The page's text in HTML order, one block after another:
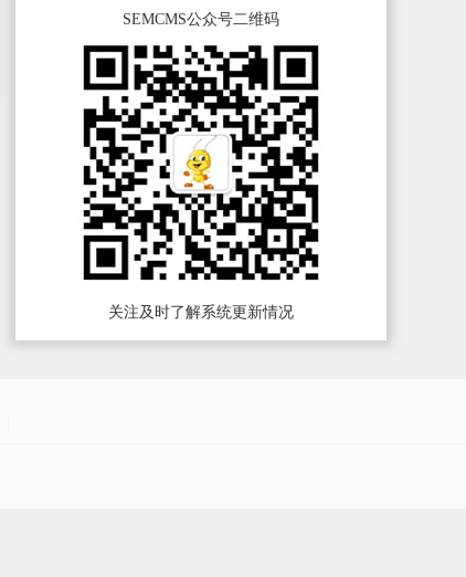
SEMCMS公众号二维码
关注及时了解系统更新情况